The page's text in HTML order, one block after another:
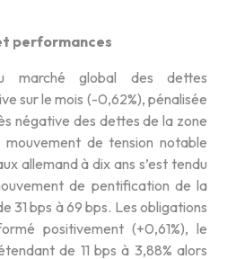
performances
marché global des dettes
sur le mois (-0,62%), pénalisée
négative des dettes de la zone
mouvement de tension notable
allemand à dix ans s’est tendu
de pentification de la
31 bps à 69 bps. Les obligations
positivement (+0,61%), le
de 11 bps à 3,88% alors